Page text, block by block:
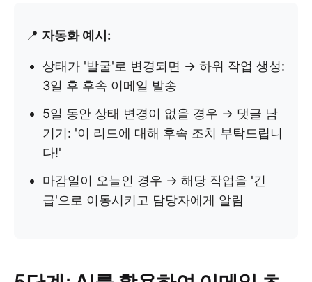
📍 자동화 예시:
상태가 '발굴'로 변경되면 → 하위 작업 생성:
3일 후 후속 이메일 발송
5일 동안 상태 변경이 없을 경우 → 댓글 남
기기: '이 리드에 대해 후속 조치 부탁드립니
다!'
마감일이 오늘인 경우 → 해당 작업을 '긴
급'으로 이동시키고 담당자에게 알림